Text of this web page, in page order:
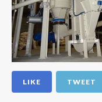
LIKE TWEET